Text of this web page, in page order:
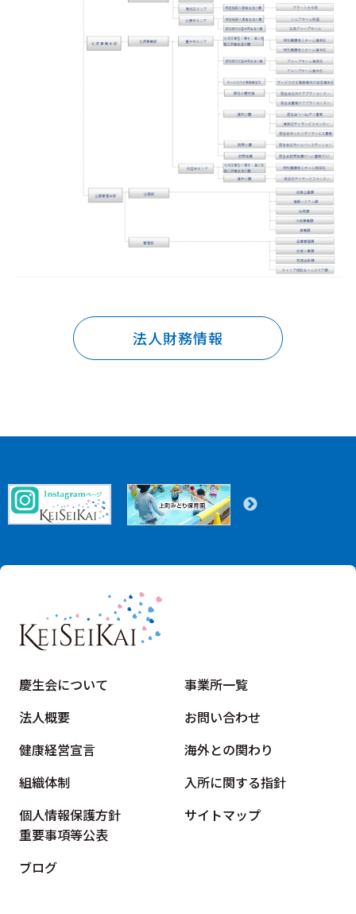
法人財務情報
慶生会について
事業所一覧
法人概要
お問い合わせ
健康経営宣言
海外との関わり
組織体制
入所に関する指針
個人情報保護方針
重要事項等公表
サイトマップ
ブログ